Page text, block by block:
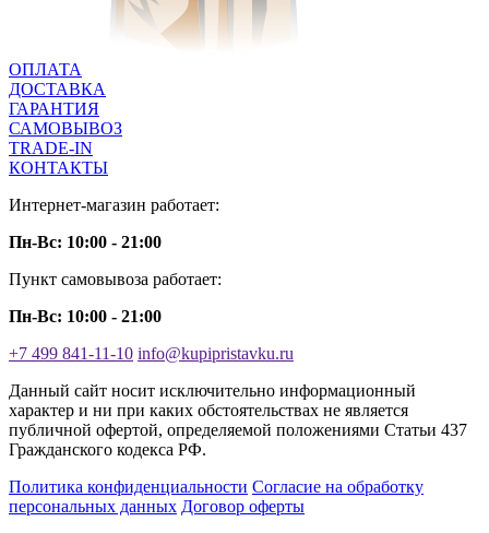
ОПЛАТА
ДОСТАВКА
ГАРАНТИЯ
САМОВЫВОЗ
TRADE-IN
КОНТАКТЫ
Интернет-магазин работает:
Пн-Вс: 10:00 - 21:00
Пункт самовывоза работает:
Пн-Вс: 10:00 - 21:00
+7 499 841-11-10 info@kupipristavku.ru
Данный сайт носит исключительно информационный
характер и ни при каких обстоятельствах не является
публичной офертой, определяемой положениями Статьи 437
Гражданского кодекса РФ.
Политика конфиденциальности Согласие на обработку
персональных данных Договор оферты